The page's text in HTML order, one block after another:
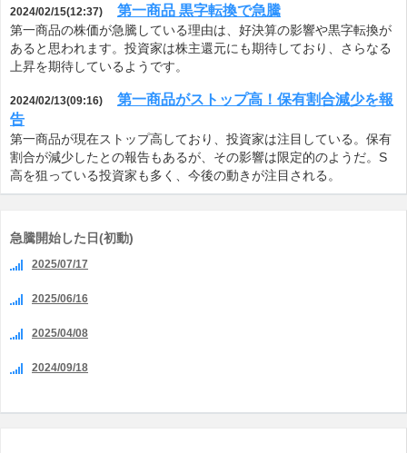
2024/02/15(12:37) 第一商品 黒字転換で急騰
第一商品の株価が急騰している理由は、好決算の影響や黒字転換が
あると思われます。投資家は株主還元にも期待しており、さらなる
上昇を期待しているようです。
2024/02/13(09:16)
第一商品がストップ高！保有割合減少を報
告
第一商品が現在ストップ高しており、投資家は注目している。保有
割合が減少したとの報告もあるが、その影響は限定的のようだ。S
高を狙っている投資家も多く、今後の動きが注目される。
急騰開始した日(初動)
2025/07/17
2025/06/16
2025/04/08
2024/09/18